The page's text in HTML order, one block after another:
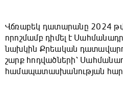
Վճռաբեկ դատարանը 2024
որոշմամբ դիմել է
նախկին Քրեական
շարք հոդվածների՝
համապատասխանության